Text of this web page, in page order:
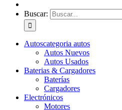
Buscar:
Autoscategoria autos
Autos Nuevos
Autos Usados
Baterias & Cargadores
Baterías
Cargadores
Electrónicos
Motores